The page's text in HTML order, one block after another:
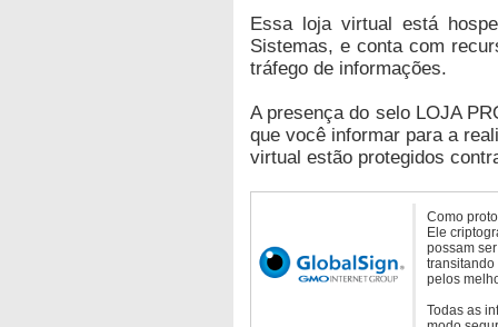
Essa loja virtual está
Sistemas, e conta com
tráfego de informações.
A presença do selo LOJA
que você informar para a
virtual estão protegidos
Como
Ele
possam
transitando
pelos
Todas as